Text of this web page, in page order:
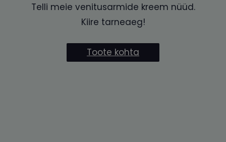
Telli meie venitusarmide kreem nüüd.
Kiire tarneaeg!
Toote kohta